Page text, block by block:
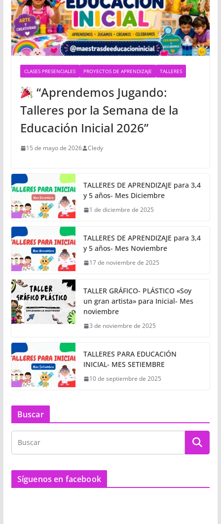
CLASES PRESENCIALES PROYECTOS DE APRENDIZAJE TALLERES
“Aprendemos Jugando:
Talleres por la Semana de la
Educación Inicial 2026”
15 de mayo de 2026 Cledy
TALLERES DE APRENDIZAJE para 3,4
y 5 años- Mes Diciembre
1 de diciembre de 2025
TALLERES DE APRENDIZAJE para 3,4
y 5 años- Mes Noviembre
17 de noviembre de 2025
TALLER GRÁFICO- PLÁSTICO «Soy
un gran artista» para Inicial- Mes
noviembre
3 de noviembre de 2025
TALLERES PARA EDUCACIÓN
INICIAL- MES SETIEMBRE
10 de septiembre de 2025
Buscar
Síguenos en facebook